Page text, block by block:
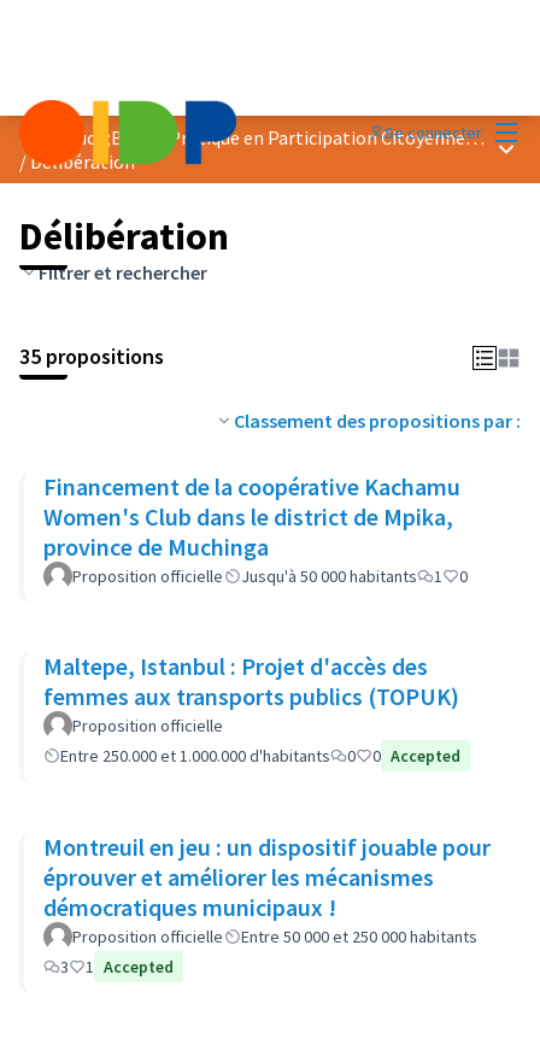
Se connecter
Prix &quot;Bonne Pratique en Participation Citoyenne&quot; 2023
/Délibération
Délibération
Filtrer et rechercher
35 propositions
Classement des propositions par :
Financement de la coopérative Kachamu
Women's Club dans le district de Mpika,
province de Muchinga
Proposition officielle Jusqu'à 50 000 habitants 1 0
Maltepe, Istanbul : Projet d'accès des
femmes aux transports publics (TOPUK)
Proposition officielle
Entre 250.000 et 1.000.000 d'habitants
0 0 Accepted
Montreuil en jeu : un dispositif jouable pour
éprouver et améliorer les mécanismes
démocratiques municipaux !
Proposition officielle
Entre 50 000 et 250 000 habitants
3
1 Accepted